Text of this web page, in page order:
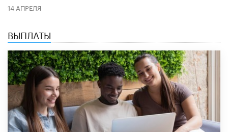
14 АПРЕЛЯ
ВЫПЛАТЫ